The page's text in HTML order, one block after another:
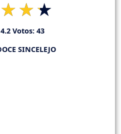
4.2Votos: 43